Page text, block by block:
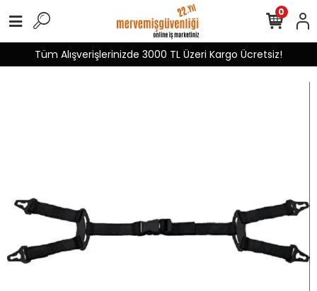
Tüm Alışverişlerinizde 3000 TL Üzeri Kargo Ücretsiz!
0